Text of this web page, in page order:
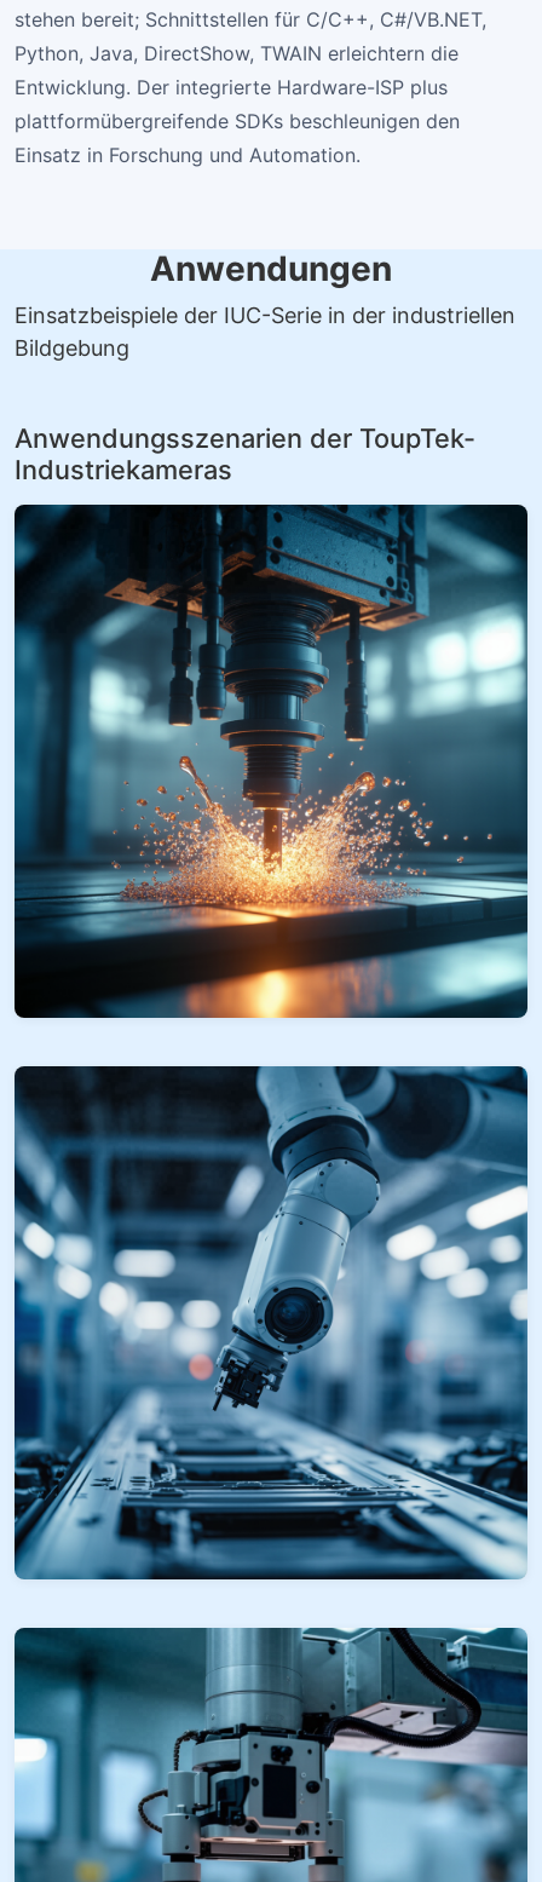
stehen bereit; Schnittstellen für C/C++, C#/VB.NET,
Python, Java, DirectShow, TWAIN erleichtern die
Entwicklung. Der integrierte Hardware-ISP plus
plattformübergreifende SDKs beschleunigen den
Einsatz in Forschung und Automation.
Anwendungen
Einsatzbeispiele der IUC-Serie in der industriellen
Bildgebung
Anwendungsszenarien der ToupTek-
Industriekameras